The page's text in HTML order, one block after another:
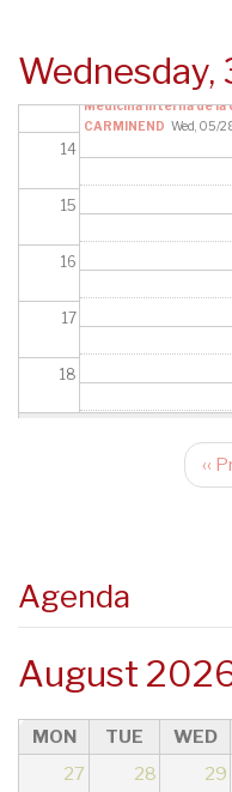
Wednesday,
14
15
16
17
18
22
IV Jornada de
Medicina interna de la
CARMINEND Wed, 05/
‹‹
Agenda
August
MON TUE WED
27
28 29